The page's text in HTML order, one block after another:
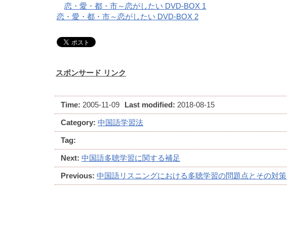
恋・愛・都・市～恋がしたい DVD-BOX 1
恋・愛・都・市～恋がしたい DVD-BOX 2
スポンサード リンク
Time: 2005-11-09 Last modified: 2018-08-15
Category: 中国語学習法
Tag:
Next: 中国語多聴学習に関する補足
Previous: 中国語リスニングにおける多聴学習の問題点とその対策